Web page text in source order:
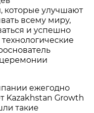
которые улучшают
всему миру,
и успешно
ежегодно
Kazakhstan Growth
такие